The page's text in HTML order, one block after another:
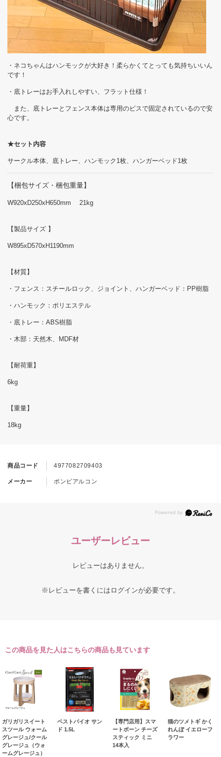
商品コード 4977082709403
メーカー ボンビアルコン
・ネコちゃんはハンモックが大好き！柔らかくてとっても気持ちいいん
です！
・底トレーはお手入れしやすい、フラット仕様！
また、底トレーとフェンス本体は専用のビスで固定されているので安
心です。
★セット内容
サークル本体、底トレー、ハンモック1枚、ハンガーベッド1枚
【梱包サイズ・梱包重量】
W920xD250xH650mm 21kg
【製品サイズ 】
W895xD570xH1190mm
【材質】
・フェンス：スチールロック、ジョイント、ハンガーベッド：PP樹脂
・ハンモック：ポリエステル
・底トレー：ABS樹脂
・木部：天然木、MDF材
【耐荷重】
6kg
【重量】
18kg
ユーザーレビュー
レビューはありません。
※レビューを書くにはログインが必要です。
この商品を見た人はこちらの商品も見ています
ガリガリスイート
スツール ウォーム
グレージュ/クール
グレージュ（ウォ
ームグレージュ）
ベストバイオ サン
ド 1.5L
【専門店用】スマ
ートボーン チーズ
スティック ミニ
14本入
猫のツメトギ かく
れんぼ イエローフ
ラワー